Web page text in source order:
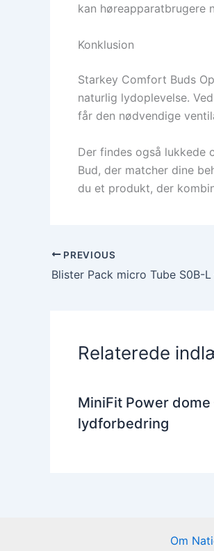
kan
Konklusion
Starkey Comfort Buds
naturlig lydoplevelse.
får den nødvendige
Der findes også lukkede
Bud, der matcher dine
du et produkt, der
PREVIOUS
Relaterede
MiniFit Power
lydforbedring
Om